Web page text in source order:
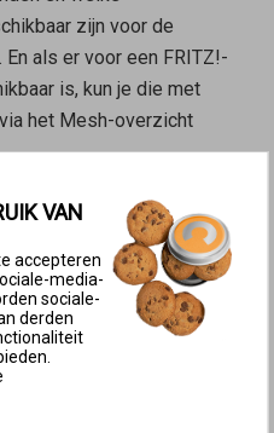
zijn voor de
als er voor een FRITZ!-
is, kun je die met
het Mesh-overzicht
van de FRITZ!Box
en smarthome
als Mesh
van deMesh
die zijn
een gezamenlijk
VAN
accepteren
media-
sociale-
derden